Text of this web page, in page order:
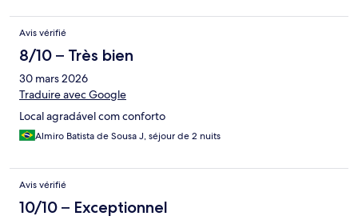
Avis vérifié
8/10 – Très bien
30 mars 2026
Traduire avec Google
Local agradável com conforto
Almiro Batista de Sousa J, séjour de 2 nuits
Avis vérifié
10/10 – Exceptionnel